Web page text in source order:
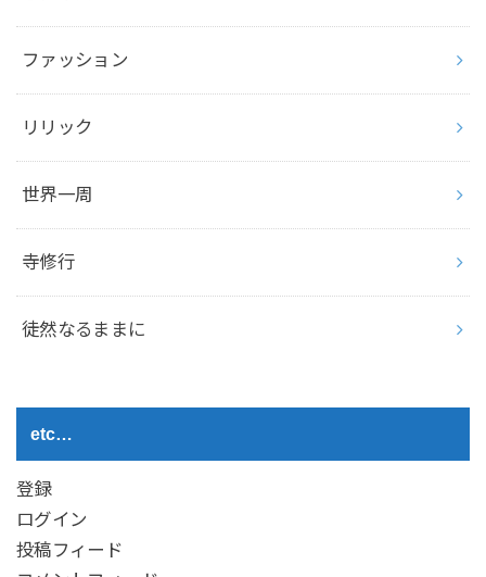
ファッション
リリック
世界一周
寺修行
徒然なるままに
etc…
登録
ログイン
投稿フィード